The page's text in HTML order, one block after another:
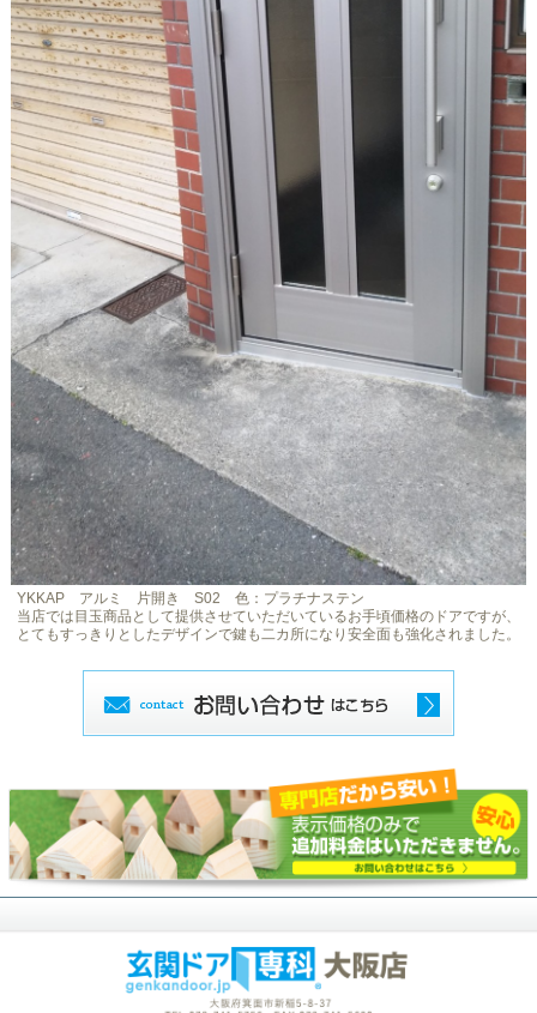
YKKAP アルミ 片開き S02 色：プラチナステン
当店では目玉商品として提供させていただいているお手頃価格のドアですが、
とてもすっきりとしたデザインで鍵も二カ所になり安全面も強化されました。